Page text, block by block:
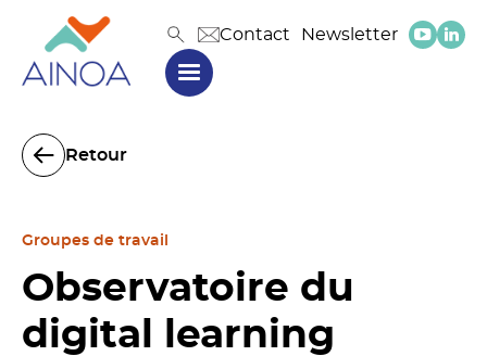
Contact Newsletter
Retour
Groupes de travail
Observatoire du
digital learning